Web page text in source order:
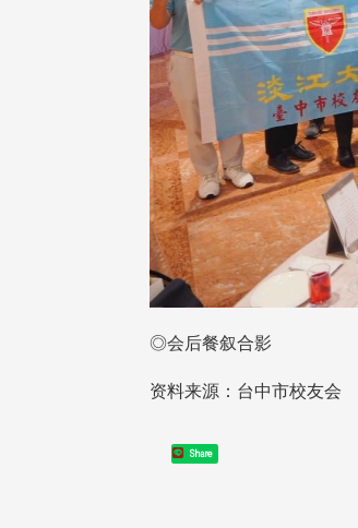
◎会后餐叙合影
资料来源：台中市校友会
Share
大学电子与电机系友会于115
月28日在台北校区盛大举办
人科技与前瞻应用论坛」，特
在115年6月
游，神奇迎来
捐款征信、其他消
个人资料保护声明
配合「个人资料保护法」之施
资料应尽善良管理人之责任，
4 版 捐款
息
欢迎订阅校